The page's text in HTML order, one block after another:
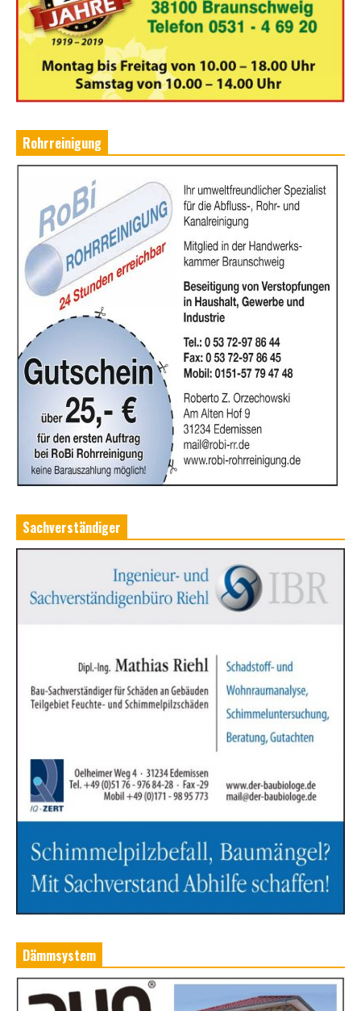
Rohrreinigung
Sachverständiger
Dämmsystem